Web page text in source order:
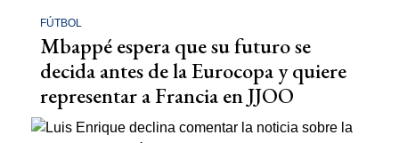
FÚTBOL
Mbappé espera que su futuro se
decida antes de la Eurocopa y quiere
representar a Francia en JJOO